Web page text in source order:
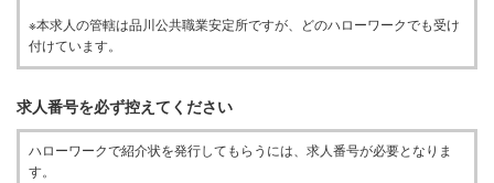
※本求人の管轄は品川公共職業安定所ですが、どのハローワークでも受け
付けています。
求人番号を必ず控えてください
ハローワークで紹介状を発行してもらうには、求人番号が必要となりま
す。